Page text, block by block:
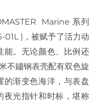
Marine 系列
01L )，被赋予了活力动
能。无论颜色、比例还
不鏽钢表壳配有双色旋
的渐变色海洋，与表盘
夜光指针和时标，堪称